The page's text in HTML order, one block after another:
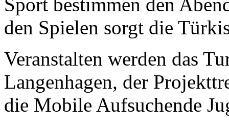
den Spielen sorgt die
Veranstalten werden das
Langenhagen, der
die Mobile Aufsuchende